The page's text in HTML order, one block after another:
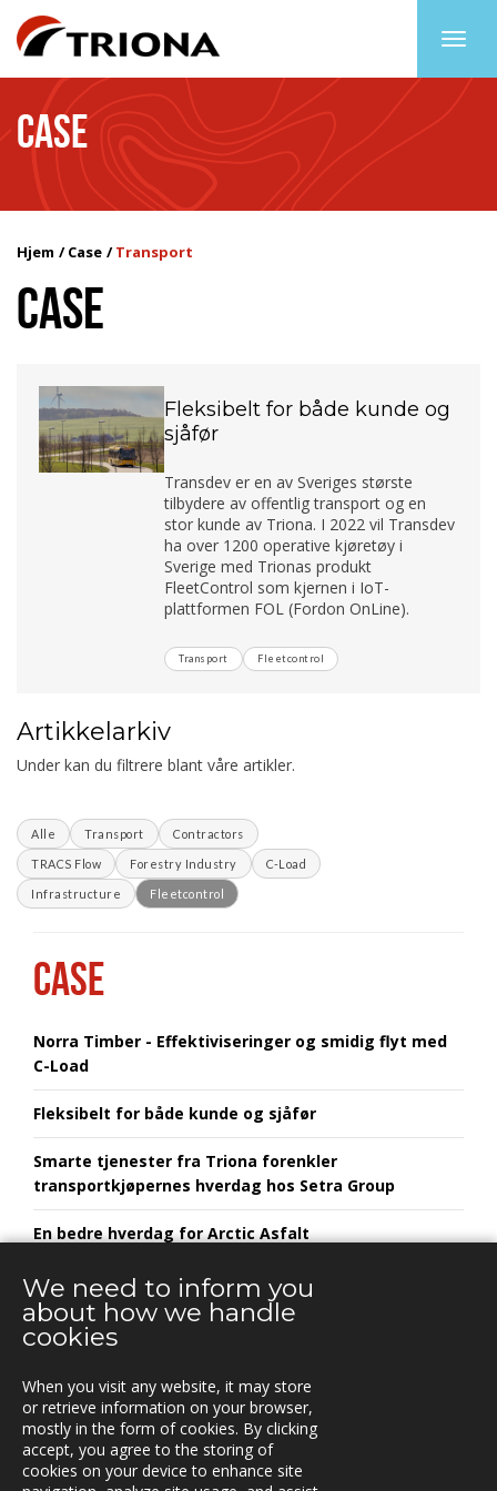
CASE
Hjem Case Transport
CASE
Fleksibelt for både kunde og
sjåfør
Transdev er en av Sveriges største
tilbydere av offentlig transport og en
stor kunde av Triona. I 2022 vil Transdev
ha over 1200 operative kjøretøy i
Sverige med Trionas produkt
FleetControl som kjernen i IoT-
plattformen FOL (Fordon OnLine).
Transport Fleetcontrol
Artikkelarkiv
Under kan du filtrere blant våre artikler.
Alle Transport Contractors
TRACS Flow Forestry Industry C-Load
Infrastructure Fleetcontrol
CASE
Norra Timber - Effektiviseringer og smidig flyt med
C-Load
Fleksibelt for både kunde og sjåfør
Smarte tjenester fra Triona forenkler
transportkjøpernes hverdag hos Setra Group
En bedre hverdag for Arctic Asfalt
Alltransport og Triona tar samarbeidet til neste nivå
KONTAKT
Vestre Rosten 81,
7075 TILLER, Norway
Tfn. +47-72 90 00 30
We need to inform you
about how we handle
cookies
When you visit any website, it may store
or retrieve information on your browser,
mostly in the form of cookies. By clicking
accept, you agree to the storing of
cookies on your device to enhance site